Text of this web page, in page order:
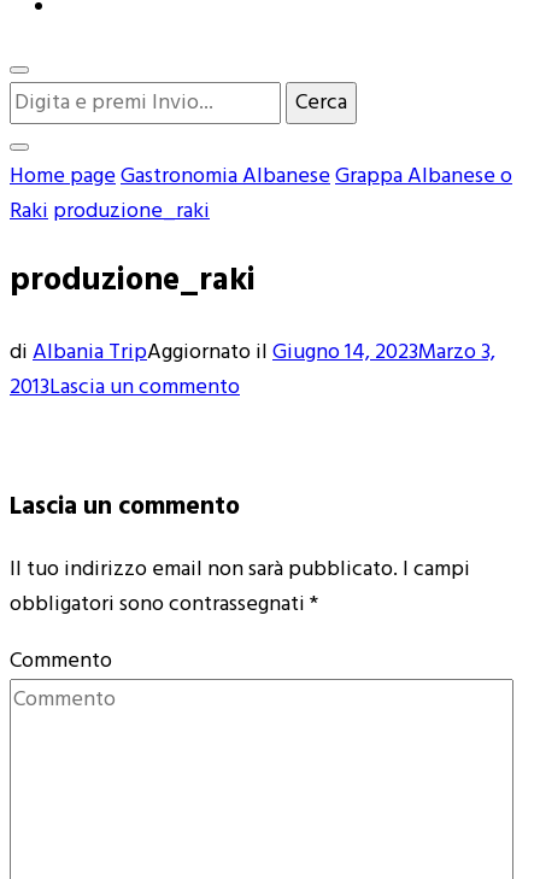
Cerchi
qualcosa?
Home pageGastronomia AlbaneseGrappa Albanese o
Rakiproduzione_raki
produzione_raki
diAlbania TripAggiornato ilGiugno 14, 2023Marzo 3,
2013Lascia un commentosu
Lascia un commento
Il tuo indirizzo email non sarà pubblicato. I campi
obbligatori sono contrassegnati*
Commento